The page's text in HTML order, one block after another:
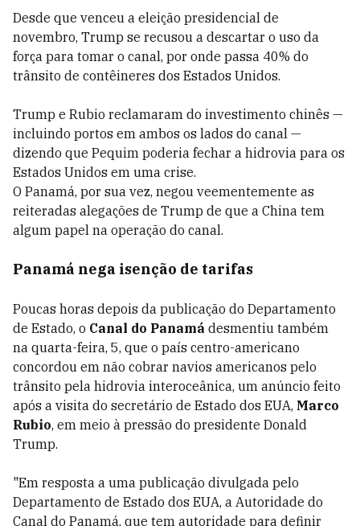
Desde que venceu a eleição presidencial de
novembro, Trump se recusou a descartar o uso da
força para tomar o canal, por onde passa 40% do
trânsito de contêineres dos Estados Unidos.
Trump e Rubio reclamaram do investimento chinês —
incluindo portos em ambos os lados do canal —
dizendo que Pequim poderia fechar a hidrovia para os
Estados Unidos em uma crise.
O Panamá, por sua vez, negou veementemente as
reiteradas alegações de Trump de que a China tem
algum papel na operação do canal.
Panamá nega isenção de tarifas
Poucas horas depois da publicação do Departamento
de Estado, o Canal do Panamá desmentiu também
na quarta-feira, 5, que o país centro-americano
concordou em não cobrar navios americanos pelo
trânsito pela hidrovia interoceânica, um anúncio feito
após a visita do secretário de Estado dos EUA, Marco
Rubio, em meio à pressão do presidente Donald
Trump.
"Em resposta a uma publicação divulgada pelo
Departamento de Estado dos EUA, a Autoridade do
Canal do Panamá, que tem autoridade para definir